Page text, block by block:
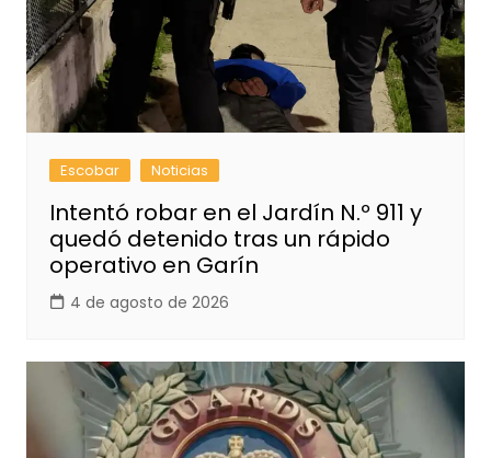
Escobar Noticias
Intentó robar en el Jardín N.º 911 y
quedó detenido tras un rápido
operativo en Garín
4 de agosto de 2026